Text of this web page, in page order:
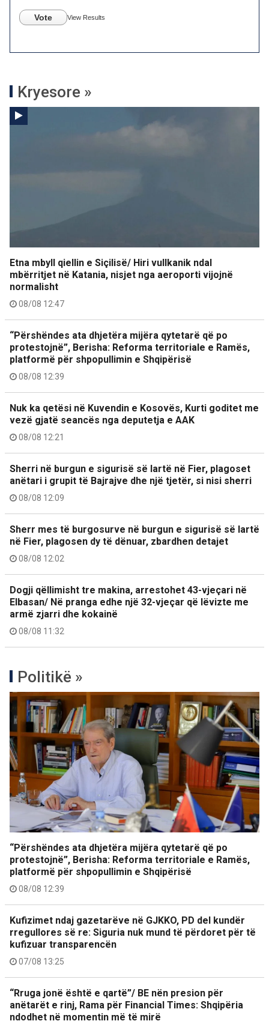
Vote View Results
Kryesore »
Etna mbyll qiellin e Siçilisë/ Hiri vullkanik ndal
mbërritjet në Katania, nisjet nga aeroporti vijojnë
normalisht
08/08 12:47
“Përshëndes ata dhjetëra mijëra qytetarë që po
protestojnë”, Berisha: Reforma territoriale e Ramës,
platformë për shpopullimin e Shqipërisë
08/08 12:39
Nuk ka qetësi në Kuvendin e Kosovës, Kurti goditet me
vezë gjatë seancës nga deputetja e AAK
08/08 12:21
Sherri në burgun e sigurisë së lartë në Fier, plagoset
anëtari i grupit të Bajrajve dhe një tjetër, si nisi sherri
08/08 12:09
Sherr mes të burgosurve në burgun e sigurisë së lartë
në Fier, plagosen dy të dënuar, zbardhen detajet
08/08 12:02
Dogji qëllimisht tre makina, arrestohet 43-vjeçari në
Elbasan/ Në pranga edhe një 32-vjeçar që lëvizte me
armë zjarri dhe kokainë
08/08 11:32
Politikë »
“Përshëndes ata dhjetëra mijëra qytetarë që po
protestojnë”, Berisha: Reforma territoriale e Ramës,
platformë për shpopullimin e Shqipërisë
08/08 12:39
Kufizimet ndaj gazetarëve në GJKKO, PD del kundër
rregullores së re: Siguria nuk mund të përdoret për të
kufizuar transparencën
07/08 13:25
“Rruga jonë është e qartë”/ BE nën presion për
anëtarët e rinj, Rama për Financial Times: Shqipëria
ndodhet në momentin më të mirë